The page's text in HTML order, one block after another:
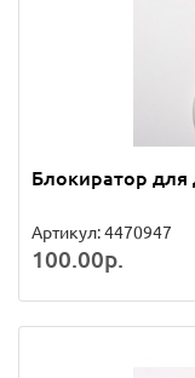
Блокиратор для
Артикул: 4470947
100.00р.